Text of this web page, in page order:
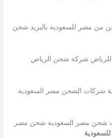
مصر للسعودية بالبريد شحن
شركة شحن الرياض
شركات الشحن مصر السعودية
شحن مصر السعودية شحن مصر